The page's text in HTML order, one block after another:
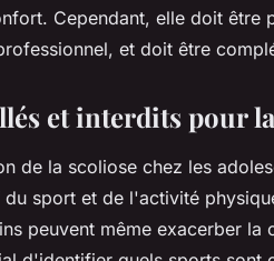
Cependant, elle doit être
et doit être
et interdits pour
de la scoliose chez les
sport et de l'activité
peuvent même exacerber